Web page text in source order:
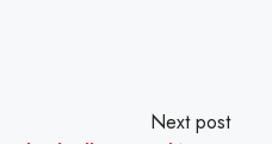
Next post